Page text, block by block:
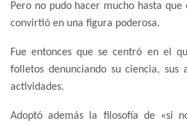
Pero no pudo hacer mucho hasta
convirtió en una figura poderosa.
Fue entonces que se centró en el
folletos denunciando su ciencia, sus
actividades.
Adoptó además la filosofía de «si